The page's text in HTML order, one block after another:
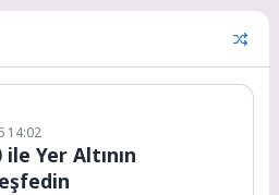
14:02
Yer Altının